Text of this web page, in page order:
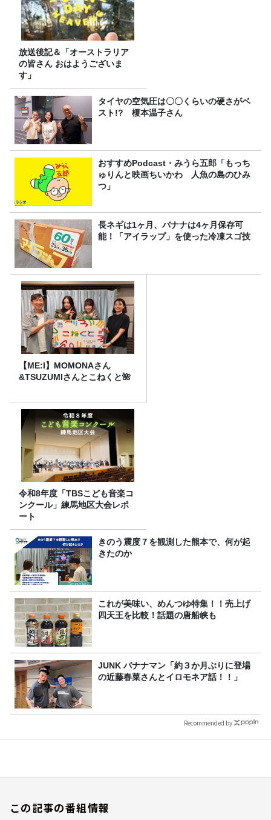
放送後記＆「オーストラリア
の皆さん おはようございま
す」
タイヤの空気圧は〇〇くらいの硬さがベ
スト!? 榎本温子さん
おすすめPodcast・みうら五郎「もっち
ゅりんと映画ちいかわ 人魚の島のひみ
つ」
長ネギは1ヶ月、バナナは4ヶ月保存可
能！「アイラップ」を使った冷凍スゴ技
【ME:I】MOMONAさん
&TSUZUMIさんとこねくと🌺
令和8年度「TBSこども音楽コ
ンクール」練馬地区大会レポ
ート
きのう震度７を観測した熊本で、何が起
きたのか
これが美味い、めんつゆ特集！！売上げ
四天王を比較！話題の唐船峡も
JUNK バナナマン「約３か月ぶりに登場
の近藤春菜さんとイロモネア話！！」
Recommended by
この記事の番組情報